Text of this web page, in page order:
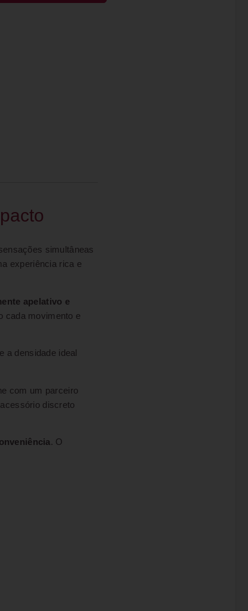
simultâneas
experiência rica e
apelativo e
cada movimento e
a densidade ideal
com um parceiro
discreto
. O